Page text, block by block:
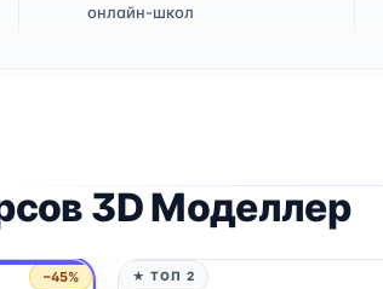
онлайн-школ
3D Моделлер
−45% ★ ТОП 2